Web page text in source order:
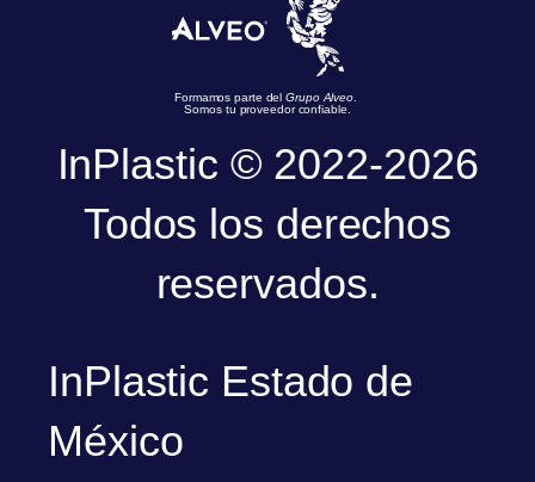
Formamos parte delGrupo Alveo
Somos tu proveedor confiable.
InPlastic © 2022-2026
Todos los derechos
reservados.
InPlastic Estado de
México